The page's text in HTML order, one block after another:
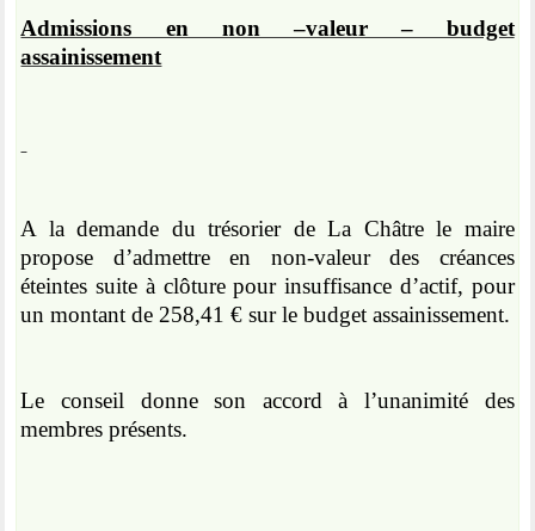
Admissions en non –valeur – budget
assainissement
A la demande du trésorier de La Châtre le maire
propose d’admettre en non-valeur des créances
éteintes suite à clôture pour insuffisance d’actif, pour
un montant de 258,41 € sur le budget assainissement.
Le conseil donne son accord à l’unanimité des
membres présents.